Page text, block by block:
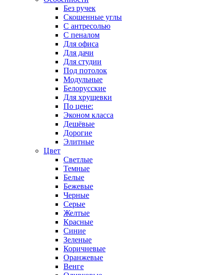
Без ручек
Скошенные углы
С антресолью
С пеналом
Для офиса
Для дачи
Для студии
Под потолок
Модульные
Белорусские
Для хрущевки
По цене:
Эконом класса
Дешёвые
Дорогие
Элитные
Цвет
Светлые
Темные
Белые
Бежевые
Черные
Серые
Желтые
Красные
Синие
Зеленые
Коричневые
Оранжевые
Венге